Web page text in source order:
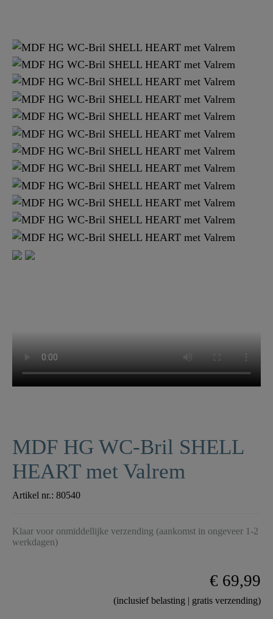
MDF HG WC-Bril SHELL
HEART met Valrem
Artikel nr.: 80540
Klaar voor onmiddellijke verzending (aankomst in ongeveer 1-2
werkdagen)
€ 69,99
(inclusief belasting | gratis verzending)